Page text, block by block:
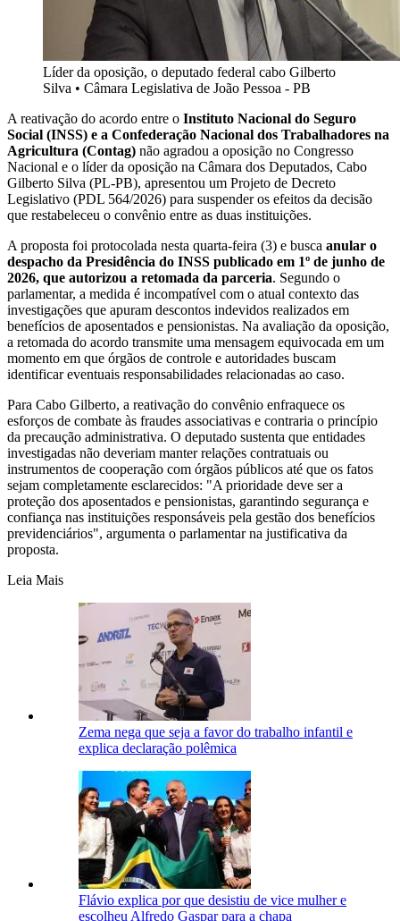
Líder da oposição, o deputado federal cabo Gilberto
Silva • Câmara Legislativa de João Pessoa - PB
A reativação do acordo entre o Instituto Nacional do Seguro
Social (INSS) e a Confederação Nacional dos Trabalhadores na
Agricultura (Contag) não agradou a oposição no Congresso
Nacional e o líder da oposição na Câmara dos Deputados, Cabo
Gilberto Silva (PL-PB), apresentou um Projeto de Decreto
Legislativo (PDL 564/2026) para suspender os efeitos da decisão
que restabeleceu o convênio entre as duas instituições.
A proposta foi protocolada nesta quarta-feira (3) e busca anular o
despacho da Presidência do INSS publicado em 1º de junho de
2026, que autorizou a retomada da parceria. Segundo o
parlamentar, a medida é incompatível com o atual contexto das
investigações que apuram descontos indevidos realizados em
benefícios de aposentados e pensionistas. Na avaliação da oposição,
a retomada do acordo transmite uma mensagem equivocada em um
momento em que órgãos de controle e autoridades buscam
identificar eventuais responsabilidades relacionadas ao caso.
Para Cabo Gilberto, a reativação do convênio enfraquece os
esforços de combate às fraudes associativas e contraria o princípio
da precaução administrativa. O deputado sustenta que entidades
investigadas não deveriam manter relações contratuais ou
instrumentos de cooperação com órgãos públicos até que os fatos
sejam completamente esclarecidos: "A prioridade deve ser a
proteção dos aposentados e pensionistas, garantindo segurança e
confiança nas instituições responsáveis pela gestão dos benefícios
previdenciários", argumenta o parlamentar na justificativa da
proposta.
Leia Mais
Zema nega que seja a favor do trabalho infantil e
explica declaração polêmica
Flávio explica por que desistiu de vice mulher e
escolheu Alfredo Gaspar para a chapa